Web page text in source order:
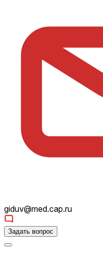
giduv@med.cap.ru
Задать вопрос